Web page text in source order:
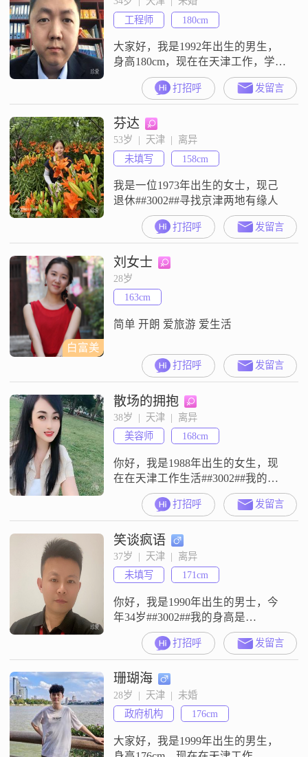
工程师
180cm
大家好，我是1992年出生的男生，
身高180cm，现在在天津工作，学历
是大学本科##3002##我的月收入在
5001到8000元这个区间##3002##性
格上我比较幽默风趣，平时相处起
来不会让人觉得沉闷##3002##我也
是一个耐心包容的人，对待事情和
身边的人有足够的包容心##3002##
在感情观念上，我是家庭为重的人
打招呼 发留言
芬达
53岁  |  天津  |  离异
未填写
158cm
我是一位1973年出生的女士，现己
退休##3002##寻找京津两地有缘人
打招呼 发留言
白富美
刘女士
28岁
163cm
简单 开朗 爱旅游 爱生活
打招呼 发留言
散场的拥抱
38岁  |  天津  |  离异
美容师
168cm
你好，我是1988年出生的女生，现
在在天津工作生活##3002##我的学
历是中专，自己有个店，离异单身
关于我的性格，我觉得自己是一个
温柔体贴的人，平时也比较善解人
意##3002##大家都说我性格开朗，
平常总是爱笑，心态比较乐观积极
##3002##我也是一个独立自信的
人，能够很好地处理自己的生活和
工作##3002##我对
打招呼 发留言
笑谈疯语
37岁  |  天津  |  离异
未填写
171cm
你好，我是1990年出生的男士，今
年34岁##3002##我的身高是
171cm##3002##我的学历是大学本科
##3002##我现在的工作地点在天
津，月收入在12001元到20000元之
间##3002##关于我个人的特点，资
料里写的是稳重可靠，责任感强，
成熟稳重，真诚可靠##3002##这些
是我性格里比较核心的部分#
打招呼 发留言
珊瑚海
28岁  |  天津  |  未婚
政府机构
176cm
大家好，我是1999年出生的男生，